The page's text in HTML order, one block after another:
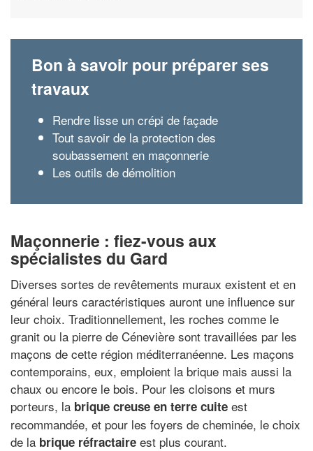
Bon à savoir pour préparer ses
travaux
Rendre lisse un crépi de façade
Tout savoir de la protection des
soubassement en maçonnerie
Les outils de démolition
Maçonnerie : fiez-vous aux
spécialistes du Gard
Diverses sortes de revêtements muraux existent et en
général leurs caractéristiques auront une influence sur
leur choix. Traditionnellement, les roches comme le
granit ou la pierre de Cénevière sont travaillées par les
maçons de cette région méditerranéenne. Les maçons
contemporains, eux, emploient la brique mais aussi la
chaux ou encore le bois. Pour les cloisons et murs
porteurs, la brique creuse en terre cuite est
recommandée, et pour les foyers de cheminée, le choix
de la brique réfractaire est plus courant.